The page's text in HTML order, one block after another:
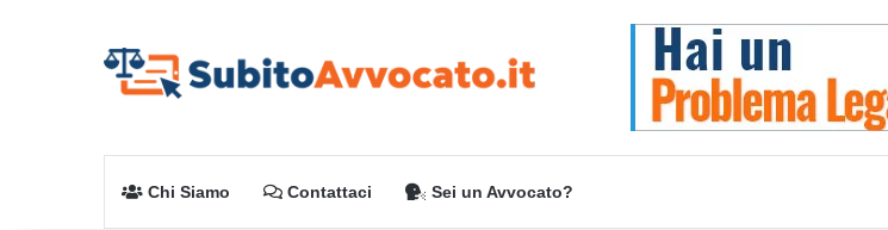
Chi Siamo Contattaci Sei un Avvocato?